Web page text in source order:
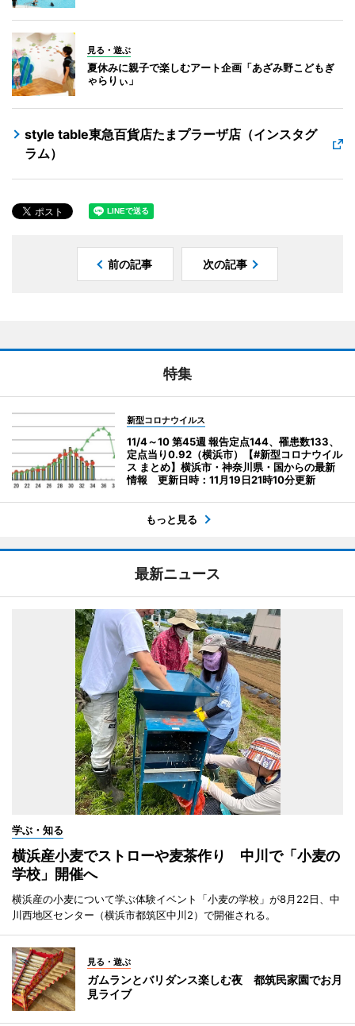
見る・遊ぶ
夏休みに親子で楽しむアート企画「あざみ野こどもぎ
ゃらりぃ」
style table東急百貨店たまプラーザ店（インスタグ
ラム）
前の記事 次の記事
特集
新型コロナウイルス
11/4～10 第45週 報告定点144、罹患数133、
定点当り0.92（横浜市）【#新型コロナウイル
ス まとめ】横浜市・神奈川県・国からの最新
情報 更新日時：11月19日21時10分更新
もっと見る
最新ニュース
学ぶ・知る
横浜産小麦でストローや麦茶作り 中川で「小麦の
学校」開催へ
横浜産の小麦について学ぶ体験イベント「小麦の学校」が8月22日、中
川西地区センター（横浜市都筑区中川2）で開催される。
見る・遊ぶ
ガムランとバリダンス楽しむ夜 都筑民家園でお月
見ライブ